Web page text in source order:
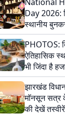
Day 2026:
स्थानीय
सलाम,
हस्तकरघा की
PHOTOS:
ऐतिहासिक
भी जिंदा है
इतिहास, एक
झारखंड
मॉनसून सत्र
की देखें तस्वीरें